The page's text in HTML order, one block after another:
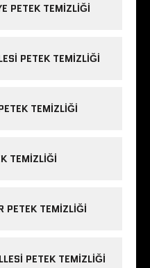
PETEK TEMIZLIĞI
PETEK TEMIZLIĞI
TEMIZLIĞI
TEMIZLIĞI
PETEK TEMIZLIĞI
PETEK TEMIZLIĞI